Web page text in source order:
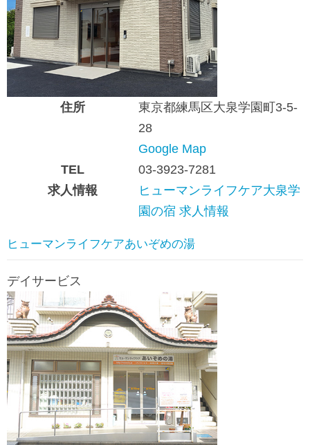
住所
東京都練馬区大泉学園町3-5-
28
Google Map
TEL
03-3923-7281
求人情報
ヒューマンライフケア大泉学
園の宿 求人情報
ヒューマンライフケアあいぞめの湯
デイサービス